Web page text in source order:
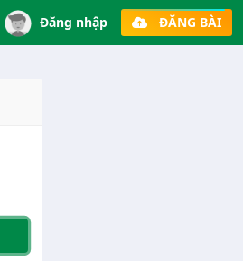
Đăng nhập ĐĂNG BÀI